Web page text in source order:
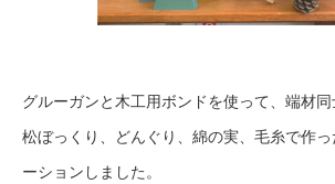
グルーガンと木工用ボンドを使って、端材同
松ぼっくり、どんぐり、綿の実、毛糸で作
ーションしました。